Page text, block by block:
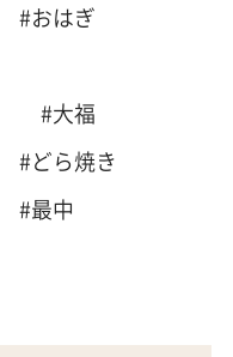
#おはぎ
#大福
#どら焼き
#最中